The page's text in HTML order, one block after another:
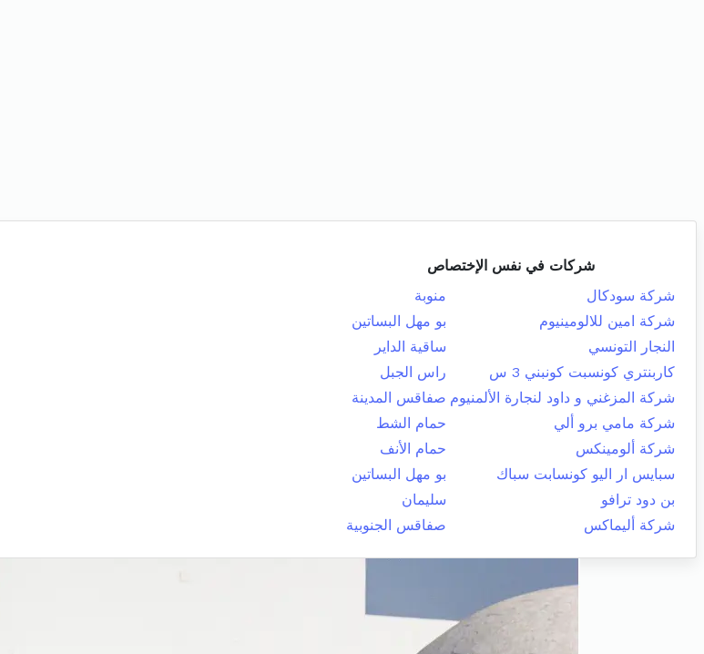
شركات في نفس الإختصاص
شركة سودكال
منوبة
شركة امين للالومينيوم
بو مهل البساتين
النجار التونسي
ساقية الداير
كاربنتري كونسبت كونبني 3 س
راس الجبل
شركة المزغني و داود لنجارة الألمنيوم صفاقس المدينة
شركة مامي برو ألي
حمام الشط
شركة ألومينكس
حمام الأنف
سبايس ار اليو كونسابت سباك
بو مهل البساتين
بن دود ترافو
سليمان
شركة أليماكس
صفاقس الجنوبية